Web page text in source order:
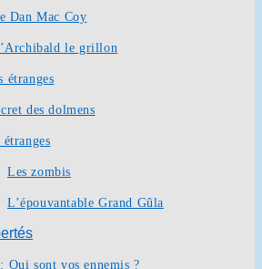
Dan Mac Coy
le grillon
étranges
des dolmens
étranges
Les zombis
L’épouvantable Grand Gûla
Qui sont vos ennemis ?